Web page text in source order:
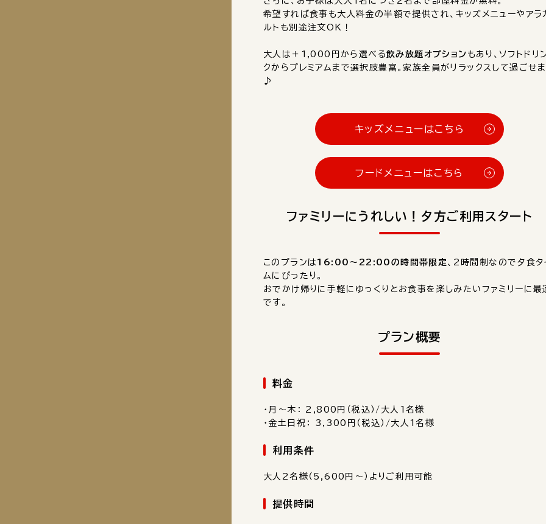
希望すれば食事も大人料金の半額で提供され、キッズメニューやアラ
ルトも別途注文OK！
大人は＋1,000円から選べる飲み放題オプション もあり、ソフトドリ
クからプレミアムまで選択肢豊富。家族全員がリラックスして過ごせ
♪
キッズメニューはこちら
フードメニューはこちら
ファミリーにうれしい！夕方ご利用スタート
このプランは 16:00〜22:00の時間帯限定 、2時間制なので夕食タ
ムにぴったり。
おでかけ帰りに手軽にゆっくりとお食事を楽しみたいファミリーに最
です。
プラン概要
料金
・月〜木： 2,800円（税込）/大人1名様
・金土日祝： 3,300円（税込）/大人1名様
利用条件
大人2名様（5,600円〜）よりご利用可能
提供時間